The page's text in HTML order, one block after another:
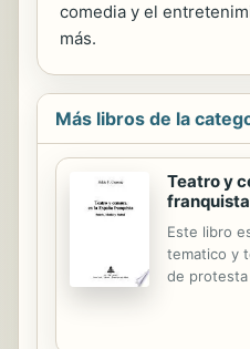
comedia y el
más.
Más libros de la
Teatro y
franquista
Este libro
tematico y
de
Guerra
critica ha
de -